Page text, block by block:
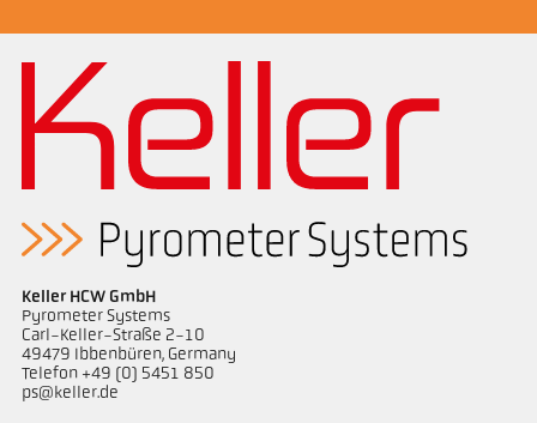
Mått ritning PK 72-K003
Keller HCW GmbH
Pyrometer Systems
Carl-Keller-Straße 2-10
49479 Ibbenbüren, Germany
Telefon +49 (0) 5451 850
ps@keller.de